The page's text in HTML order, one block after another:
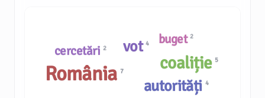
buget 2
cercetări 2
coaliție 5
autorități 4
vot4
România7